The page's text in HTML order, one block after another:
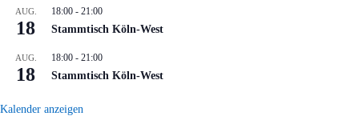
AUG.
18
18:00 - 21:00
Stammtisch Köln-West
AUG.
18
18:00 - 21:00
Stammtisch Köln-West
Kalender anzeigen